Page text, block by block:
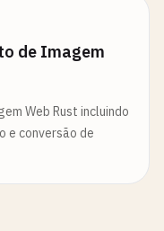
de Imagem
Web Rust incluindo
e conversão de